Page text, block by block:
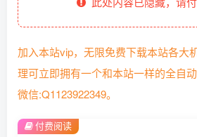
加入本站vip，无限免费下载本站各大
理可立即拥有一个和本站一样的全自动
微信:Q1123922349。
付费阅读